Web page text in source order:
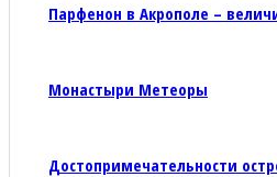
Парфенон в Акрополе –
Монастыри Метеоры
Достопримечательности